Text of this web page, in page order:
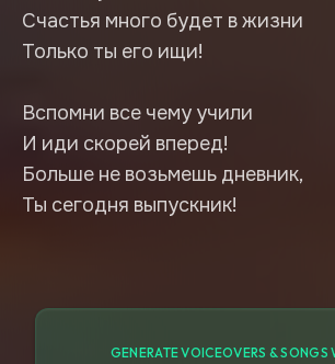
Счастья много будет в жизни
Только ты его ищи!
Вспомни все чему учили
И иди скорей вперед!
Больше не возьмешь дневник,
GENERATE VOICEOVERS & SONGS